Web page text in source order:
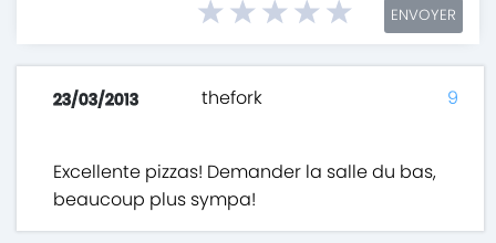
ENVOYER
23/03/2013 thefork
Excellente pizzas! Demander la salle du bas,
beaucoup plus sympa!
9